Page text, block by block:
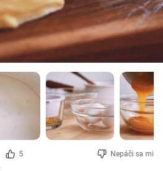
5 Nepáči sa mi